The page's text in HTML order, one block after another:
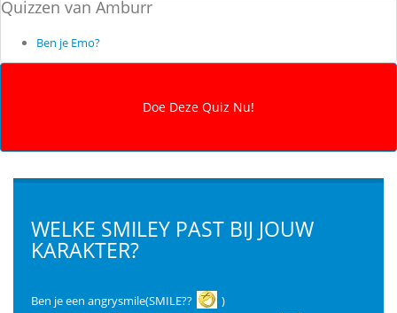
Quizzen van Amburr
Ben je Emo?
WELKE SMILEY PAST BIJ JOUW
KARAKTER?
Ben je een angrysmile(SMILE??
)